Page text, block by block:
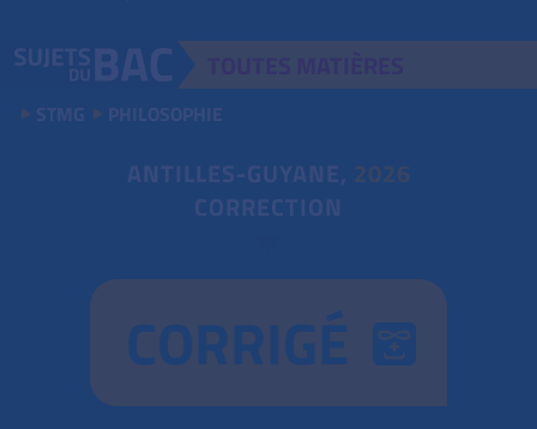
STMG PHILOSOPHIE
ANTILLES-GUYANE, 2026
CORRECTION
CORRIGÉ